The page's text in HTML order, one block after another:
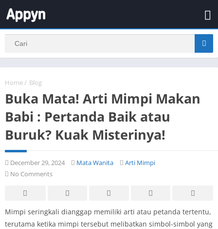
Home / Blog
Buka Mata! Arti Mimpi Makan
Babi : Pertanda Baik atau
Buruk? Kuak Misterinya!
December 29, 2024 Mata Wanita
Arti Mimpi
No Comments
Mimpi seringkali dianggap memiliki arti atau petanda tertentu,
terutama ketika mimpi tersebut melibatkan simbol-simbol yang